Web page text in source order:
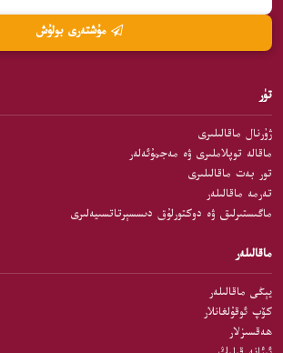
تۈر
ژۇرنال ماقالىلىرى
ماقالە توپلاملىرى ۋە مەجمۇئەلەر
تور بەت ماقالىلىرى
تەرمە ماقالىلەر
ماگىستىرلىق ۋە دوكتورلۇق دىسسېرتاتسىيەلىرى
ماقالىلەر
يېڭى ماقالىلەر
كۆپ ئوقۇلغانلار
ھەقسىزلار